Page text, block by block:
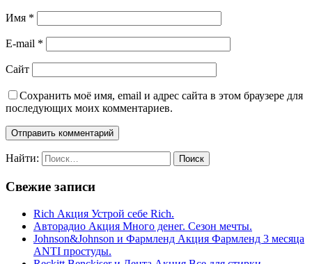
Имя *
E-mail *
Сайт
Сохранить моё имя, email и адрес сайта в этом браузере для
последующих моих комментариев.
Найти:
Свежие записи
Rich Акция Устрой себе Rich.
Авторадио Акция Много денег. Сезон мечты.
Johnson&Johnson и Фармленд Акция Фармленд 3 месяца
ANTI простуды.